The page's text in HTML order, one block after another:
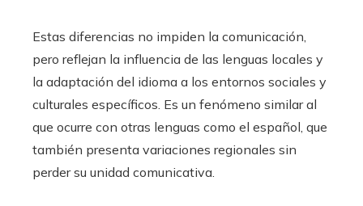
Estas diferencias no impiden la comunicación,
pero reflejan la influencia de las lenguas locales y
la adaptación del idioma a los entornos sociales y
culturales específicos. Es un fenómeno similar al
que ocurre con otras lenguas como el español, que
también presenta variaciones regionales sin
perder su unidad comunicativa.